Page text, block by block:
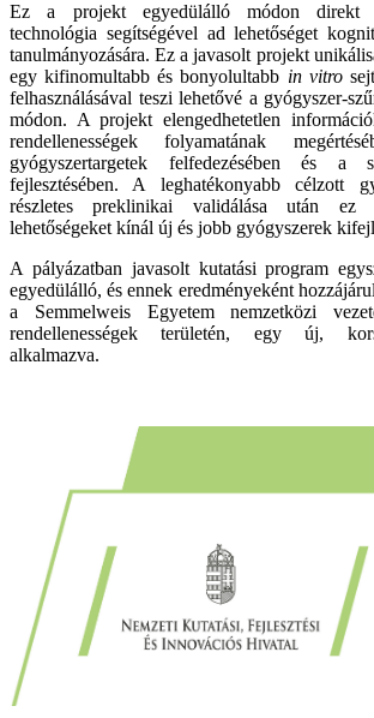
Ez a projekt egyedülálló módon direkt
technológia segítségével ad lehetőséget
tanulmányozására. Ez a javasolt projekt
egy kifinomultabb és bonyolultabb in vitro
felhasználásával teszi lehetővé a gyógyszer-
módon. A projekt elengedhetetlen
rendellenességek folyamatának
gyógyszertargetek felfedezésében és a
fejlesztésében. A leghatékonyabb célzott
részletes preklinikai validálása után
lehetőségeket kínál új és jobb gyógyszerek
A pályázatban javasolt kutatási program
egyedülálló, és ennek eredményeként
a Semmelweis Egyetem nemzetközi
rendellenességek területén, egy új,
alkalmazva.